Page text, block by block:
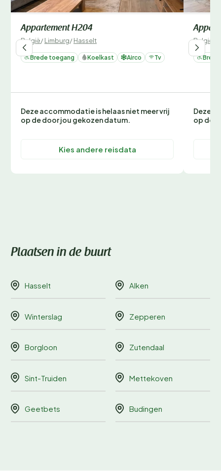
Appartement H204
België/Limburg/Hasselt
Brede toegang Koelkast Airco Tv
Deze accommodatie is helaas niet meer vrij
op de door jou gekozen datum.
Kies andere reisdata
België
Deze
op de
Plaatsen in de buurt
Hasselt Alken
Winterslag Zepperen
Borgloon Zutendaal
Sint-Truiden Mettekoven
Geetbets Budingen